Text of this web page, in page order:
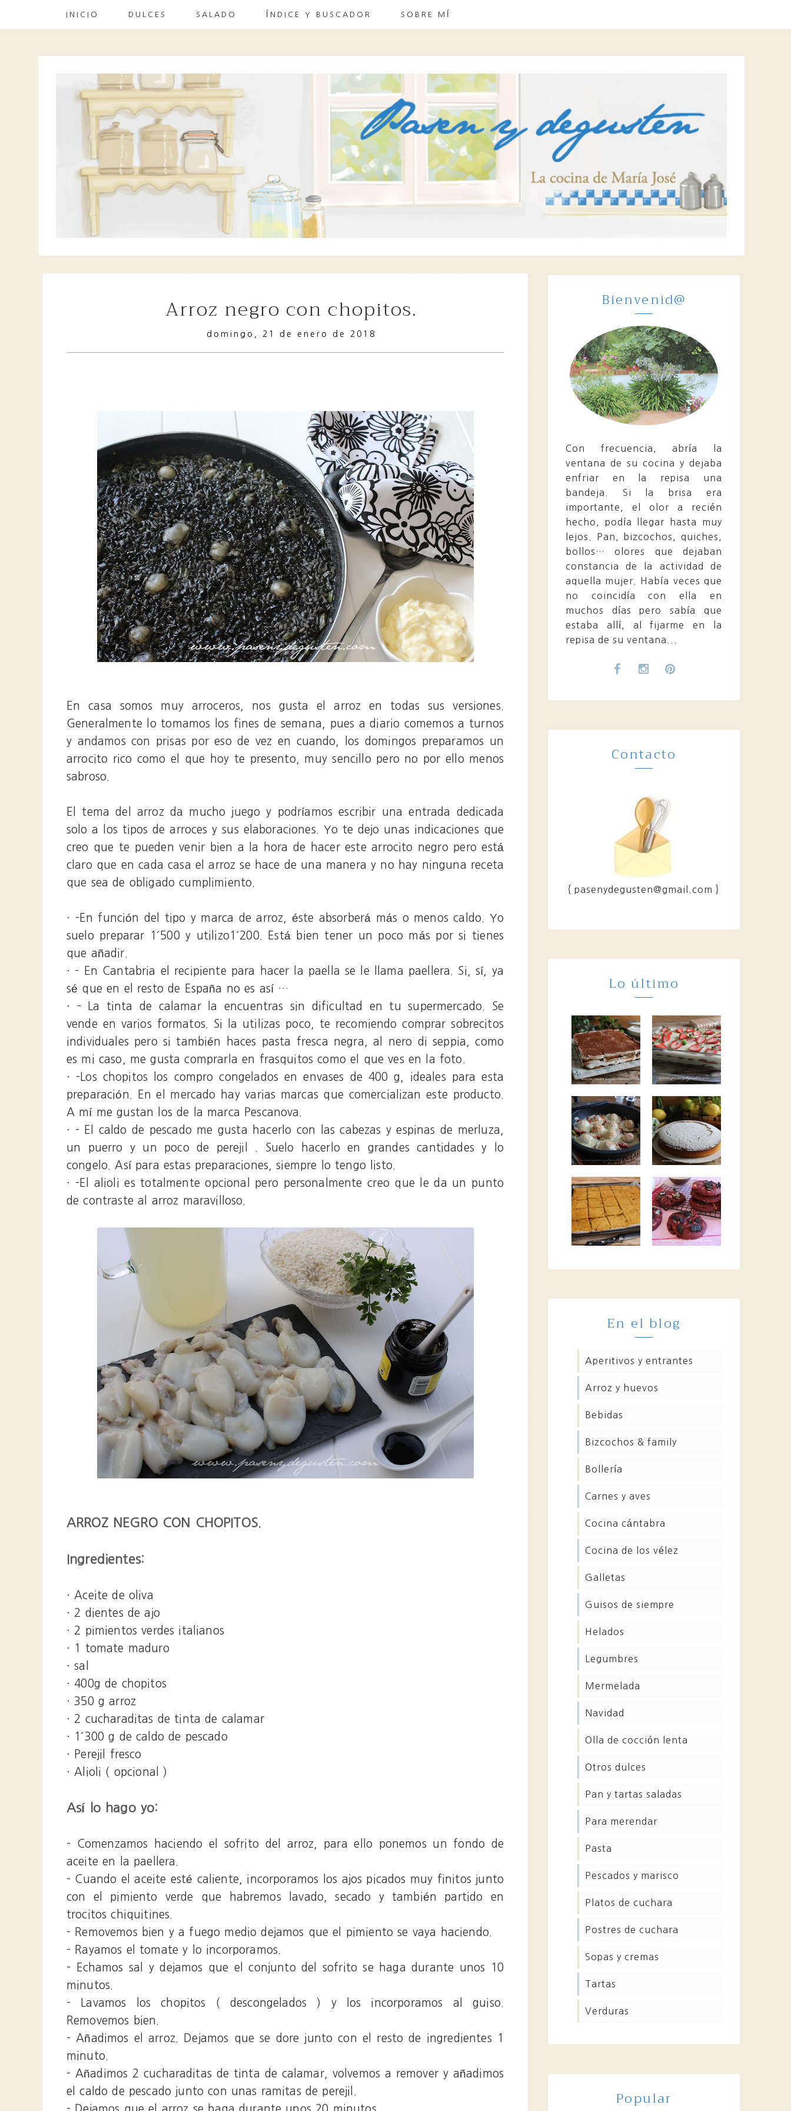
INICIO DULCES SALADO ÍNDICE Y BUSCADOR SOBRE MÍ
arroz negro con chopitos.
domingo, 21 de enero de 2018
En casa somos muy arroceros, nos gusta el arroz en todas sus versiones.
Generalmente lo tomamos los fines de semana, pues a diario comemos a turnos
y andamos con prisas por eso de vez en cuando, los domingos preparamos un
arrocito rico como el que hoy te presento, muy sencillo pero no por ello menos
sabroso.
El tema del arroz da mucho juego y podríamos escribir una entrada dedicada
solo a los tipos de arroces y sus elaboraciones. Yo te dejo unas indicaciones que
creo que te pueden venir bien a la hora de hacer este arrocito negro pero está
claro que en cada casa el arroz se hace de una manera y no hay ninguna receta
que sea de obligado cumplimiento.
· -En función del tipo y marca de arroz, éste absorberá más o menos caldo. Yo
suelo preparar 1´500 y utilizo1´200. Está bien tener un poco más por si tienes
que añadir.
· - En Cantabria el recipiente para hacer la paella se le llama paellera. Si, sí, ya
sé que en el resto de España no es así …
· - La tinta de calamar la encuentras sin dificultad en tu supermercado. Se
vende en varios formatos. Si la utilizas poco, te recomiendo comprar sobrecitos
individuales pero si también haces pasta fresca negra, al nero di seppia, como
es mi caso, me gusta comprarla en frasquitos como el que ves en la foto.
· -Los chopitos los compro congelados en envases de 400 g, ideales para esta
preparación. En el mercado hay varias marcas que comercializan este producto.
A mí me gustan los de la marca Pescanova.
· - El caldo de pescado me gusta hacerlo con las cabezas y espinas de merluza,
un puerro y un poco de perejil . Suelo hacerlo en grandes cantidades y lo
congelo. Así para estas preparaciones, siempre lo tengo listo.
· -El alioli es totalmente opcional pero personalmente creo que le da un punto
de contraste al arroz maravilloso.
ARROZ NEGRO CON CHOPITOS.
Ingredientes:
· Aceite de oliva
· 2 dientes de ajo
· 2 pimientos verdes italianos
· 1 tomate maduro
· sal
· 400g de chopitos
· 350 g arroz
· 2 cucharaditas de tinta de calamar
· 1´300 g de caldo de pescado
· Perejil fresco
· Alioli ( opcional )
Así lo hago yo:
- Comenzamos haciendo el sofrito del arroz, para ello ponemos un fondo de
aceite en la paellera.
- Cuando el aceite esté caliente, incorporamos los ajos picados muy finitos junto
con el pimiento verde que habremos lavado, secado y también partido en
trocitos chiquitines.
- Removemos bien y a fuego medio dejamos que el pimiento se vaya haciendo.
- Rayamos el tomate y lo incorporamos.
- Echamos sal y dejamos que el conjunto del sofrito se haga durante unos 10
minutos.
- Lavamos los chopitos ( descongelados ) y los incorporamos al guiso.
Removemos bien.
- Añadimos el arroz. Dejamos que se dore junto con el resto de ingredientes 1
minuto.
- Añadimos 2 cucharaditas de tinta de calamar, volvemos a remover y añadimos
el caldo de pescado junto con unas ramitas de perejil.
- Dejamos que el arroz se haga durante unos 20 minutos.
Bienvenid@
Con frecuencia, abría la
ventana de su cocina y dejaba
enfriar en la repisa una
bandeja. Si la brisa era
importante, el olor a recién
hecho, podía llegar hasta muy
lejos. Pan, bizcochos, quiches,
bollos… olores que dejaban
constancia de la actividad de
aquella mujer. Había veces que
no coincidía con ella en
muchos días pero sabía que
estaba allí, al fijarme en la
repisa de su ventana...
Contacto
{ pasenydegusten@gmail.com }
Lo último
En el blog
aperitivos y entrantes
arroz y huevos
bebidas
bizcochos & family
bollería
carnes y aves
cocina cántabra
cocina de los vélez
galletas
guisos de siempre
helados
legumbres
mermelada
navidad
olla de cocción lenta
otros dulces
pan y tartas saladas
para merendar
pasta
pescados y marisco
platos de cuchara
postres de cuchara
sopas y cremas
tartas
verduras
Popular